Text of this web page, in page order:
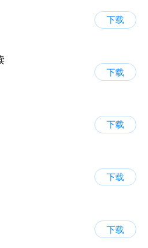
下载
下载
下载
下载
下载